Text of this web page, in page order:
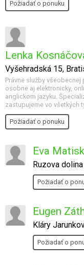
Požiadať o ponuku
Lenka
Vyšehradská 15,
Právne služby všeobecnej
osobne aj elektronicky,
anglickom jazyku.
zastupujeme vo všetkých
Požiadať o ponuku
Eva
Ruzova
Požiadať o
Eugen
Kláry
Požiadať o